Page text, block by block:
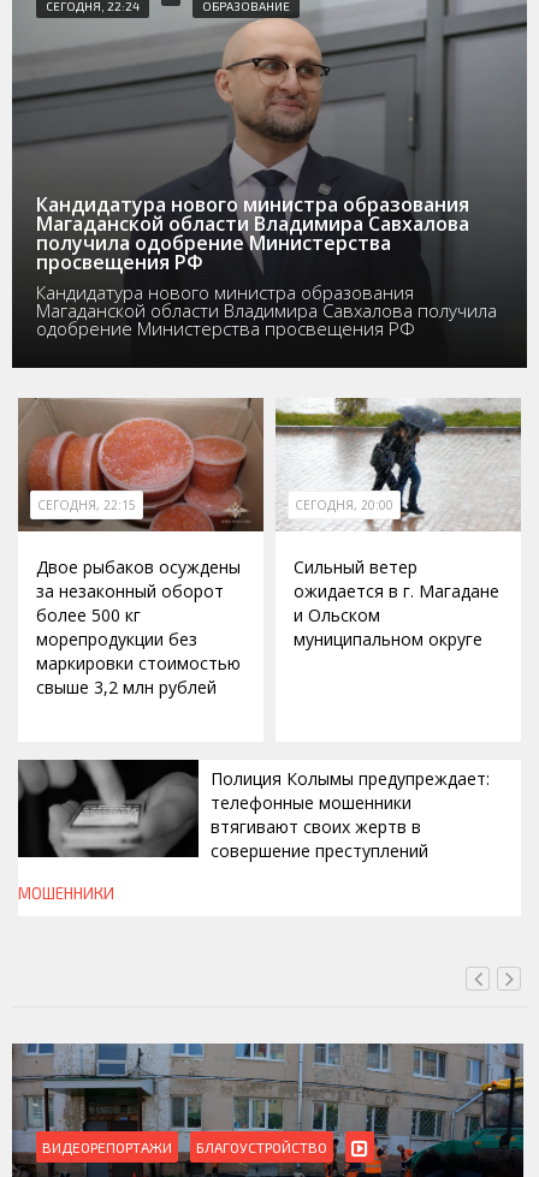
СЕГОДНЯ, 22:24 ОБРАЗОВАНИЕ
Кандидатура нового министра образования
Магаданской области Владимира Савхалова
получила одобрение Министерства
просвещения РФ
Кандидатура нового министра образования
Магаданской области Владимира Савхалова получила
одобрение Министерства просвещения РФ
СЕГОДНЯ, 22:15
Двое рыбаков осуждены
за незаконный оборот
более 500 кг
морепродукции без
маркировки стоимостью
свыше 3,2 млн рублей
СЕГОДНЯ, 20:00
Сильный ветер
ожидается в г. Магадане
и Ольском
муниципальном округе
СЕГОДНЯ, 19:00
Полиция Колымы предупреждает:
телефонные мошенники
втягивают своих жертв в
совершение преступлений
МОШЕННИКИ
ВИДЕОРЕПОРТАЖИ